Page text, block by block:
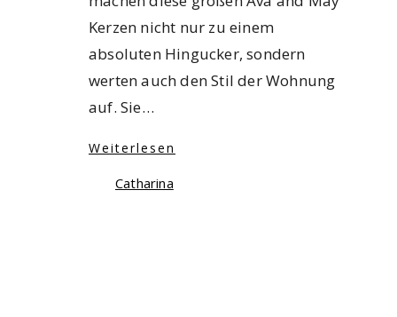
Kerzen nicht nur zu einem
absoluten Hingucker, sondern
werten auch den Stil der Wohnung
auf. Sie…
Weiterlesen
Catharina